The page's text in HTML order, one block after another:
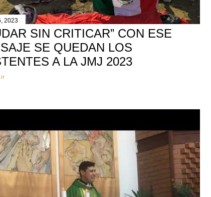
2023
SIN CRITICAR” CON ESE
SE QUEDAN LOS
A LA JMJ 2023